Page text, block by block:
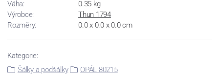
Váha:
0.35 kg
Výrobce:
Thun 1794
Rozměry:
0.0 x 0.0 x 0.0 cm
Kategorie:
Šálky a podšálky
OPÁL 80215